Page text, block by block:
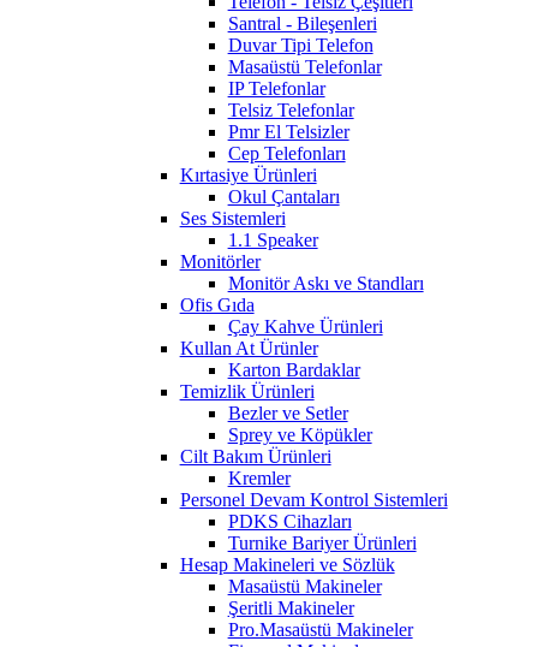
Santral - Bileşenleri
Duvar Tipi Telefon
Masaüstü Telefonlar
IP Telefonlar
Telsiz Telefonlar
Pmr El Telsizler
Cep Telefonları
Kırtasiye Ürünleri
Okul Çantaları
Ses Sistemleri
1.1 Speaker
Monitörler
Monitör Askı ve Standları
Ofis Gıda
Çay Kahve Ürünleri
Kullan At Ürünler
Karton Bardaklar
Temizlik Ürünleri
Bezler ve Setler
Sprey ve Köpükler
Cilt Bakım Ürünleri
Kremler
Personel Devam Kontrol Sistemleri
PDKS Cihazları
Turnike Bariyer Ürünleri
Hesap Makineleri ve Sözlük
Masaüstü Makineler
Şeritli Makineler
Pro.Masaüstü Makineler